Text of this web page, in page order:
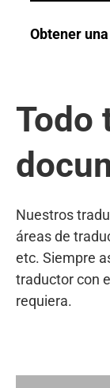
Obtener
Todo
Nuestros
áreas de
etc. Siempre
traductor con
requiera.